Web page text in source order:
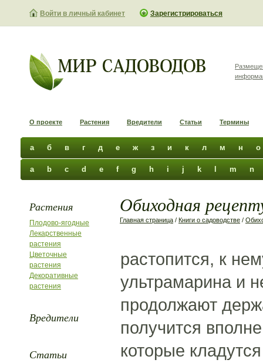
Войти в личный кабинет Зарегистрироваться
О проекте Растения Вредители Статьи Термины
а б в г д е ж з и к л м н о
a b c d e f g h i j k m n
Растения
Плодово-ягодные
Лекарственные
растения
Цветочные
растения
Декоративные
растения
Вредители
Статьи
Обиходная
Главная страница / Книги о садоводстве /
растопится, к
ультрамарина и
продолжают
получится
которые